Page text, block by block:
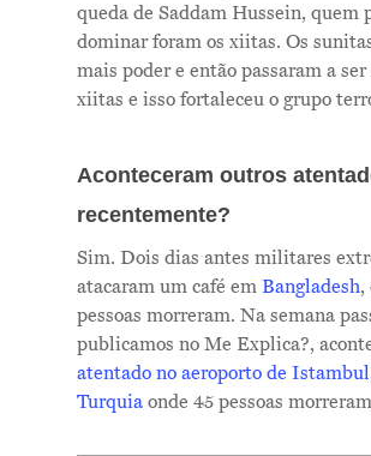
queda de Saddam Hussein, quem
dominar foram os xiitas. Os
mais poder e então passaram a
xiitas e isso fortaleceu o grupo
Aconteceram outros
recentemente?
Sim. Dois dias antes militares
atacaram um café em Bangladesh,
pessoas morreram. Na semana
publicamos no Me Explica?,
atentado no aeroporto de
Turquia onde 45 pessoas
Me